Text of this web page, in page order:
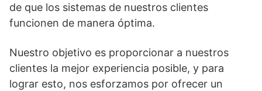
de que los sistemas de nuestros clientes
funcionen de manera óptima.
Nuestro objetivo es proporcionar a nuestros
clientes la mejor experiencia posible, y para
lograr esto, nos esforzamos por ofrecer un